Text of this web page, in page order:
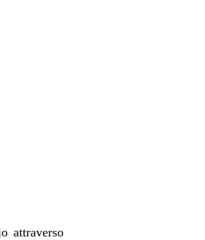
attraverso